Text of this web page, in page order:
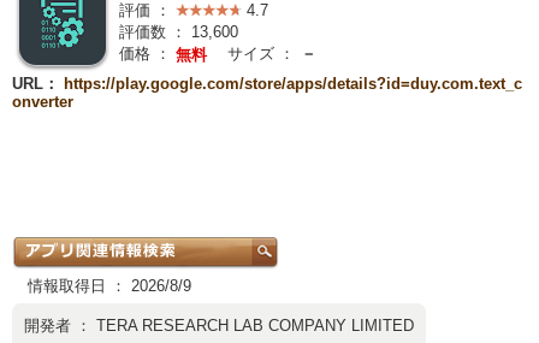
評価 ：
4.7
評価数 ： 13,600
価格 ： 無料 サイズ ：
－
URL：
https://play.google.com/store/apps/details?id=duy.com.text_c
onverter
情報取得日 ： 2026/8/9
開発者 ： TERA RESEARCH LAB COMPANY LIMITED